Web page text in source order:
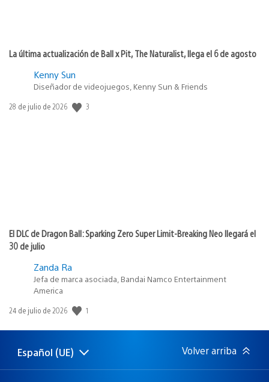
La última actualización de Ball x Pit, The Naturalist, llega el 6 de agosto
Kenny Sun
Diseñador de videojuegos, Kenny Sun & Friends
Fecha
28 de julio de 2026 3
El DLC de Dragon Ball: Sparking Zero Super Limit-Breaking Neo llegará el
30 de julio
Zanda Ra
Jefa de marca asociada, Bandai Namco Entertainment
America
Fecha
publicación:
24 de julio de 2026 1
Selecciona
Región
Español (UE) Volver arriba